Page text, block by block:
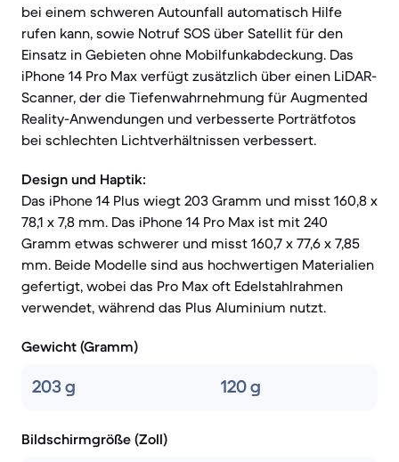
bei einem schweren Autounfall automatisch Hilfe
rufen kann, sowie Notruf SOS über Satellit für den
Einsatz in Gebieten ohne Mobilfunkabdeckung. Das
iPhone 14 Pro Max verfügt zusätzlich über einen LiDAR-
Scanner, der die Tiefenwahrnehmung für Augmented
Reality-Anwendungen und verbesserte Porträtfotos
bei schlechten Lichtverhältnissen verbessert.
Design und Haptik:
Das iPhone 14 Plus wiegt 203 Gramm und misst 160,8 x
78,1 x 7,8 mm. Das iPhone 14 Pro Max ist mit 240
Gramm etwas schwerer und misst 160,7 x 77,6 x 7,85
mm. Beide Modelle sind aus hochwertigen Materialien
gefertigt, wobei das Pro Max oft Edelstahlrahmen
verwendet, während das Plus Aluminium nutzt.
Gewicht (Gramm)
203 g 120 g
Bildschirmgröße (Zoll)